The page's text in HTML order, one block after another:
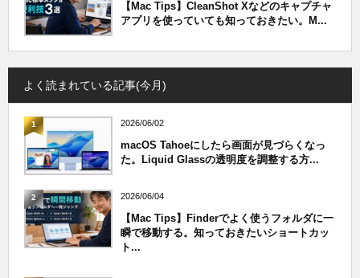
【Mac Tips】CleanShot Xなどのキャプチャ
アプリを使っていても知っておきたい。M...
よく読まれている記事(今月)
1 2026/06/02
macOS Tahoeにしたら画面が見づらくなっ
た。Liquid Glassの透明度を調整する方...
2 2026/06/04
【Mac Tips】Finderでよく使うフォルダに一
瞬で移動する。知っておきたいショートカッ
ト...